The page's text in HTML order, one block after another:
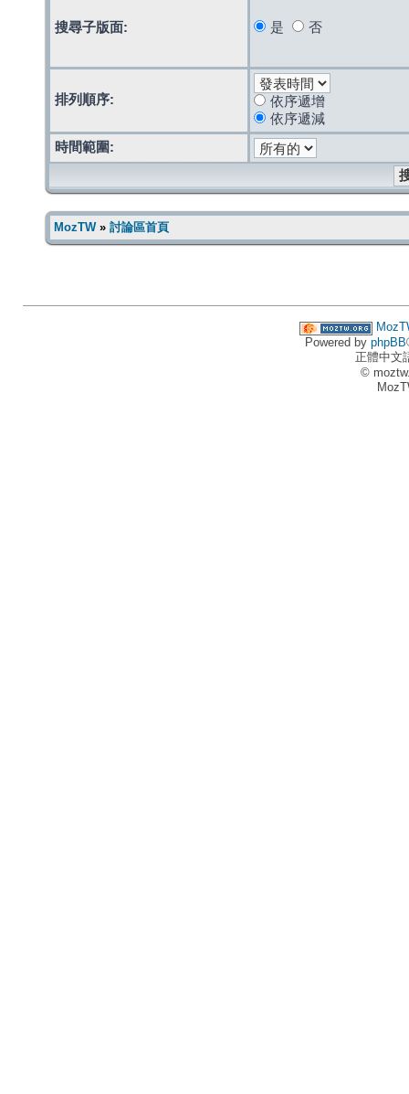
搜尋子版面: 是 否
排列順序:
依序遞增
依序遞減
時間範圍:
MozTW» 討論區首頁
Powered by phpBB
正體中文
©